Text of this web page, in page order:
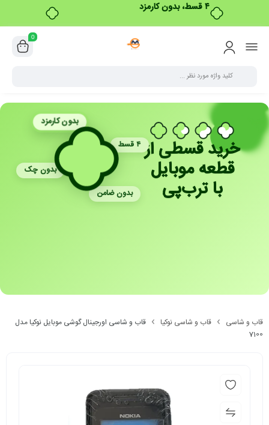
۴ قسط، بدون کارمزد
0
خرید قسطی از
قطعه موبایل
با ترب‌پی
بدون کارمزد
۴ قسط
بدون چک
بدون ضامن
قاب و شاسی قاب و شاسی نوکیا
قاب و شاسی اورجینال گوشی موبایل نوکیا مدل
7100